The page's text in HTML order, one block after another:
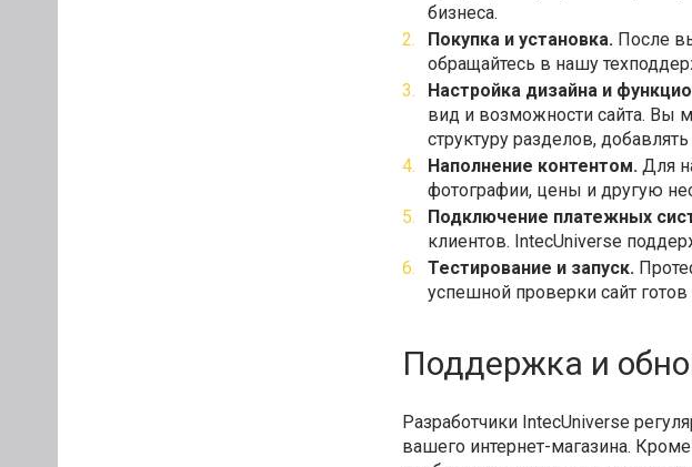
бизнеса.
Покупка и установка. После
обращайтесь в нашу
Настройка дизайна и
вид и возможности сайта. Вы
структуру разделов,
Наполнение контентом. Для
фотографии, цены и другую
Подключение платежных
клиентов. IntecUniverse
Тестирование и запуск.
успешной проверки сайт готов
Поддержка и
Разработчики IntecUniverse
вашего интернет-магазина. Кроме